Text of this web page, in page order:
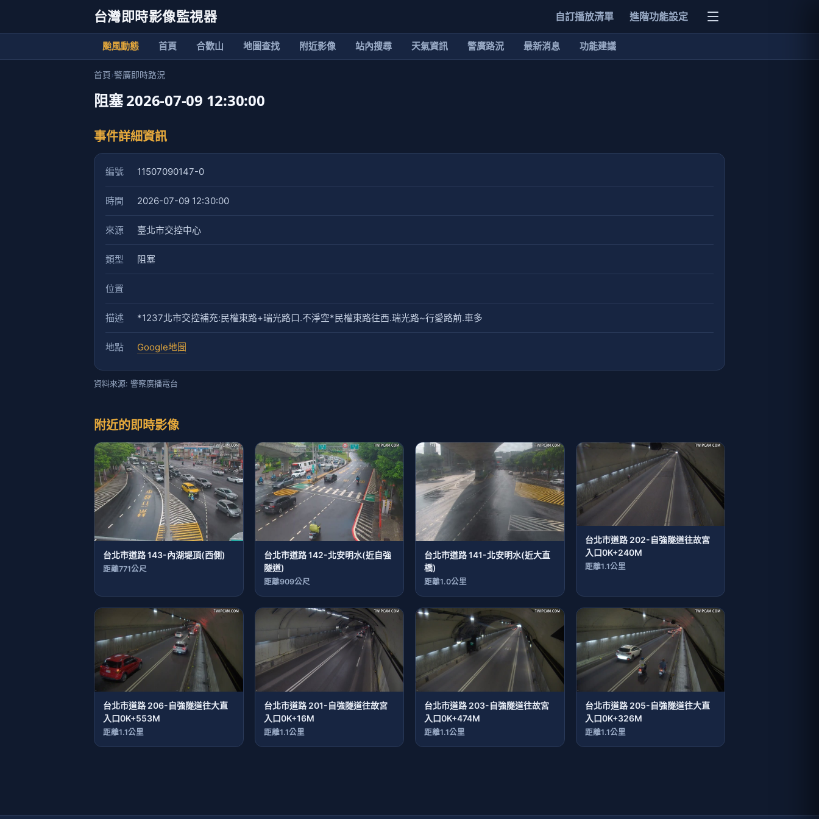
台灣即時影像監視器 自訂播放清單 進階功能設定
颱風動態 首頁 合歡山 地圖查找 附近影像 站內搜尋 天氣資訊 警廣路況 最新消息 功能建議
首頁›警廣即時路況
阻塞 2026-07-09 12:30:00
事件詳細資訊
編號 11507090147-0
時間 2026-07-09 12:30:00
來源 臺北市交控中心
類型 阻塞
位置
描述 *1237北市交控補充:民權東路+瑞光路口.不淨空*民權東路往西.瑞光路~行愛路前.車多
地點 Google地圖
資料來源: 警察廣播電台
附近的即時影像
台北市道路 143-內湖堤頂(西側)
距離771公尺
台北市道路 142-北安明水(近自強
隧道)
距離909公尺
台北市道路 141-北安明水(近大直
橋)
距離1.0公里
台北市道路 202-自強隧道往故宮
入口0K+240M
距離1.1公里
台北市道路 206-自強隧道往大直
入口0K+553M
距離1.1公里
台北市道路 201-自強隧道往故宮
入口0K+16M
距離1.1公里
台北市道路 203-自強隧道往故宮
入口0K+474M
距離1.1公里
台北市道路 205-自強隧道往大直
入口0K+326M
距離1.1公里